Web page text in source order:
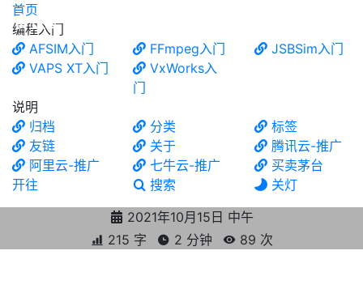
食铁兽
首页
编程入门
AFSIM入门
FFmpeg入门
JSBSim入门
VAPS XT入门
VxWorks入
门
说明
归档
分类
标签
友链
关于
腾讯云-推广
阿里云-推广
七牛云-推广
买卖茅台
开往
搜索
关灯
2021年10月15日 中午
215 字
2 分钟 89 次